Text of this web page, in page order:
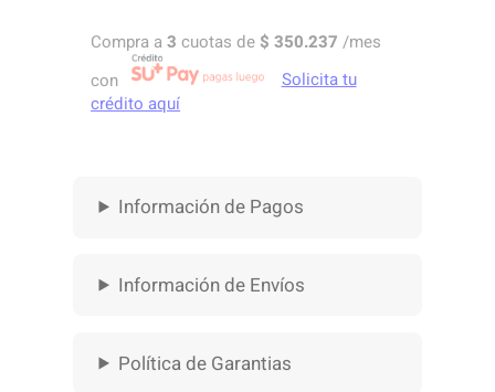
Compra a3 cuotas de $ 350.237 /mes
con
Solicita tu
crédito aquí
Información de Pagos
Información de Envíos
Política de Garantias